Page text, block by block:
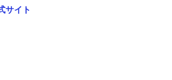
サイト